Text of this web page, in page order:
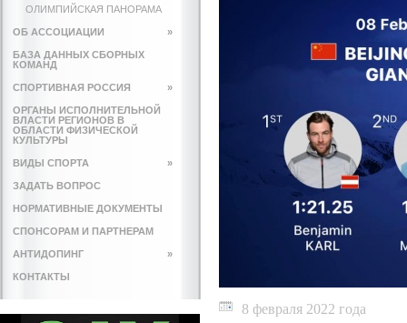
ОЛИМПИЙСКАЯ ПАНОРАМА
ОБ АССОЦИАЦИИ »
БАЗА ДАННЫХ СБОРНЫХ
КОМАНД
СПОРТИВНАЯ РОССИЯ »
ОРГАНЫ ИСПОЛНИТЕЛЬНОЙ
ВЛАСТИ РЕГИОНОВ В
ОБЛАСТИ ФИЗИЧЕСКОЙ
КУЛЬТУРЫ
ВИДЫ СПОРТА »
ЗАДАТЬ ВОПРОС
НОРМАТИВНЫЕ ДОКУМЕНТЫ
СПОНСОРАМ И ПАРТНЕРАМ
АНТИДОПИНГ »
КОНТАКТЫ
8 февраля 2022 года